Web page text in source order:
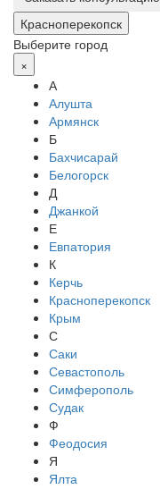
Красноперекопск
Выберите город
×
А
Алушта
Армянск
Б
Бахчисарай
Белогорск
Д
Джанкой
Е
Евпатория
К
Керчь
Красноперекопск
Крым
С
Саки
Севастополь
Симферополь
Судак
Ф
Феодосия
Я
Ялта